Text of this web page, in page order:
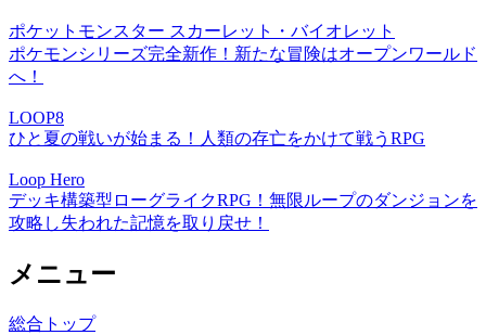
ポケットモンスター スカーレット・バイオレット
ポケモンシリーズ完全新作！新たな冒険はオープンワールド
へ！
LOOP8
ひと夏の戦いが始まる！人類の存亡をかけて戦うRPG
Loop Hero
デッキ構築型ローグライクRPG！無限ループのダンジョンを
攻略し失われた記憶を取り戻せ！
メニュー
総合トップ